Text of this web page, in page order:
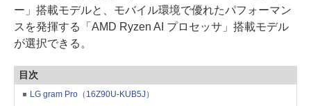
ー」搭載モデルと、モバイル環境で優れたパフォーマン
スを発揮する「AMD Ryzen AI プロセッサ」搭載モデル
が選択できる。
目次
LG gram Pro（16Z90U-KUB5J）